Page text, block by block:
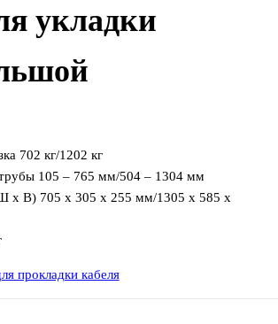
укладки
702 кг/1202 кг
105 – 765 мм/504 – 1304 мм
x В) 705 x 305 x 255 мм/1305 x 585 x
прокладки кабеля